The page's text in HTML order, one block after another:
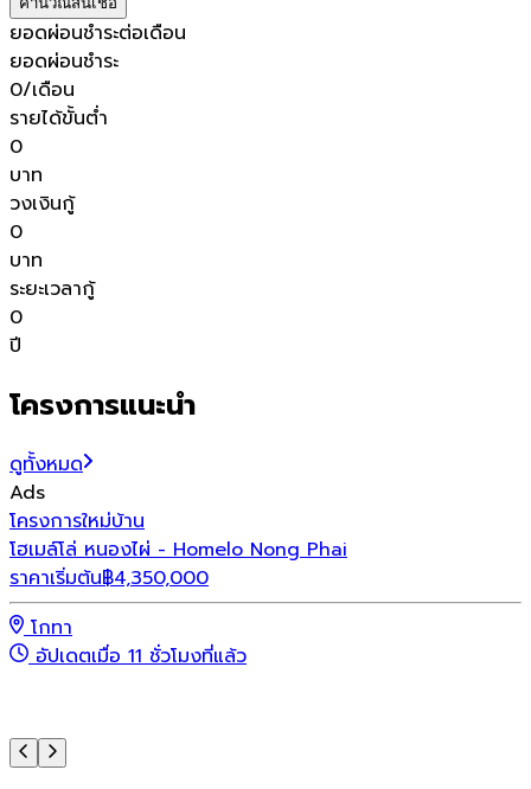
ยอดผ่อนชำระต่อเดือน
ยอดผ่อนชำระ
0/เดือน
รายได้ขั้นต่ำ
0
บาท
วงเงินกู้
0
บาท
ระยะเวลากู้
0
ปี
โครงการแนะนำ
ดูทั้งหมด
Ads
โครงการใหม่บ้าน
โฮเมล์โล่ หนองไผ่ - Homelo Nong Phai
ราคาเริ่มต้น฿4,350,000
โกทา
อัปเดตเมื่อ 11 ชั่วโมงที่แล้ว